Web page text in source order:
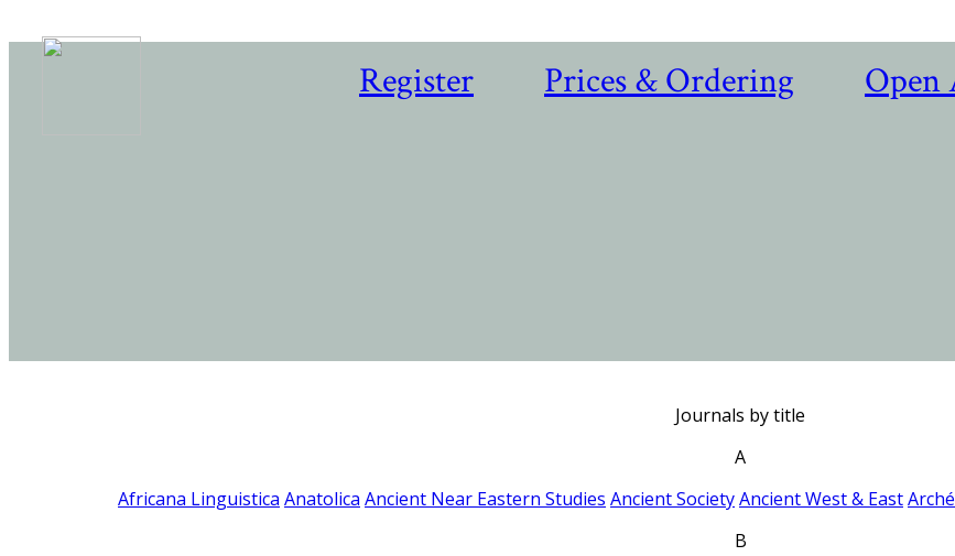
Register Prices & Ordering Open
Journals by title
A
Africana Linguistica Anatolica Ancient Near Eastern Studies Ancient SocietyAncient West & East
B